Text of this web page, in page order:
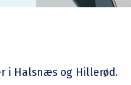
i Halsnæs og Hillerød.